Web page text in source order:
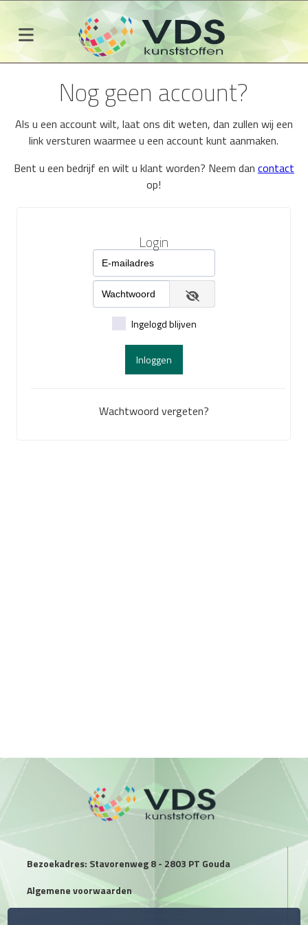
Nog geen account?
Als u een account wilt, laat ons dit weten, dan zullen wij een
link versturen waarmee u een account kunt aanmaken.
Bent u een bedrijf en wilt u klant worden? Neem dan contact
op!
Login
Ingelogd blijven
Inloggen
Wachtwoord vergeten?
Bezoekadres: Stavorenweg 8 - 2803 PT Gouda
Algemene voorwaarden